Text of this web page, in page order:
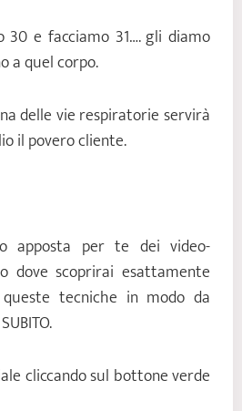
e facciamo 31…. gli diamo
a quel corpo.
delle vie respiratorie servirà
il povero cliente.
apposta per te dei video-
dove scoprirai esattamente
tecniche in modo da
cliccando sul bottone verde